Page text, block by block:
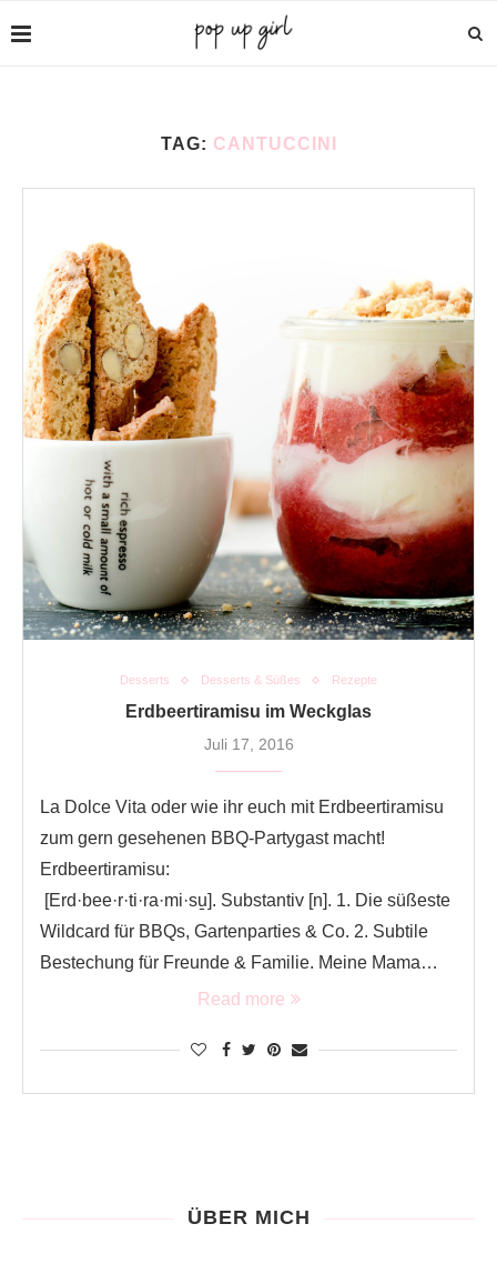
TAG: CANTUCCINI
Desserts Desserts & Süßes Rezepte
Erdbeertiramisu im Weckglas
Juli 17, 2016
La Dolce Vita oder wie ihr euch mit Erdbeertiramisu
zum gern gesehenen BBQ-Partygast macht!
Erdbeertiramisu:
[Erd·bee·r·ti·ra·mi·su̱]. Substantiv [n]. 1. Die süßeste
Wildcard für BBQs, Gartenparties & Co. 2. Subtile
Bestechung für Freunde & Familie. Meine Mama…
Read more
ÜBER MICH